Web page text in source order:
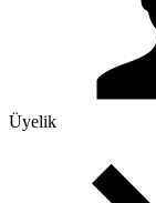
Üyelik